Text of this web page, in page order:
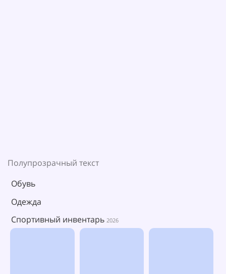
Полупрозрачный текст
Обувь
Одежда
Спортивный инвентарь 2026